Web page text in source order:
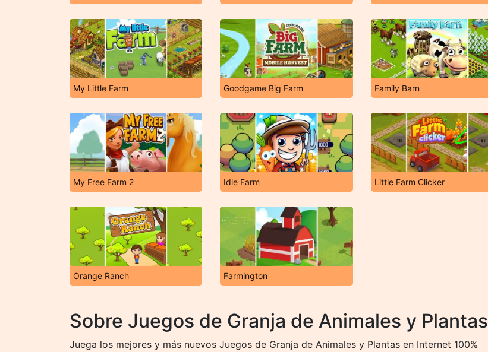
My Little Farm Goodgame Big Farm Family Barn
My Free Farm 2 Idle Farm Little Farm Clicker
Orange Ranch Farmington
Sobre Juegos de Granja de Animales y Plantas
Juega los mejores y más nuevos Juegos de Granja de Animales y Plantas en Internet 100%